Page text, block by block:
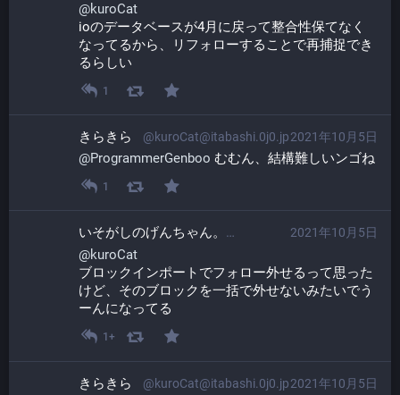
@kuroCat
ioのデータベースが4月に戻って整合性保てなく
なってるから、リフォローすることで再捕捉でき
るらしい
1
2021年10月5日
きらきら @kuroCat@itabashi.0j0.jp
@ProgrammerGenboo むむん、結構難しいンゴね
1
2021年10月5日
いそがしのげんちゃん。​
@kuroCat
ブロックインポートでフォロー外せるって思った
けど、そのブロックを一括で外せないみたいでう
ーんになってる
1+
2021年10月5日
きらきら @kuroCat@itabashi.0j0.jp